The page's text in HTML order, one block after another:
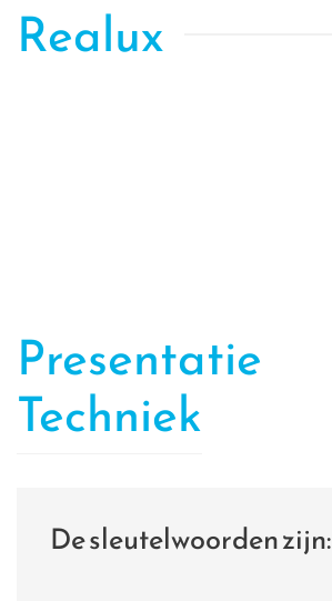
Realux
Presentatie
Techniek
De sleutelwoorden zijn: